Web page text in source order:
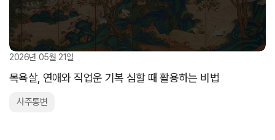
2026년 05월 21일
목욕살, 연애와 직업운 기복 심할 때 활용하는 비법
사주통변